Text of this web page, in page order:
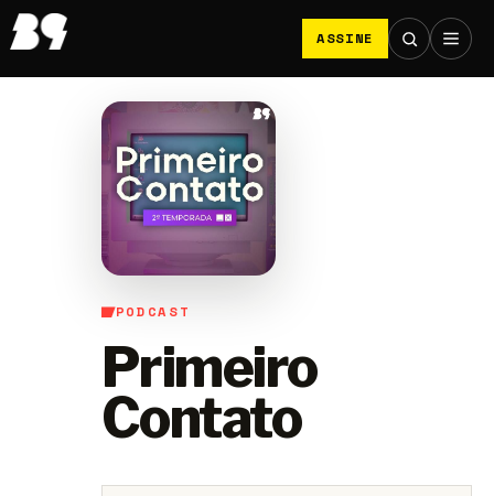
ASSINE
PODCAST
Primeiro
Contato